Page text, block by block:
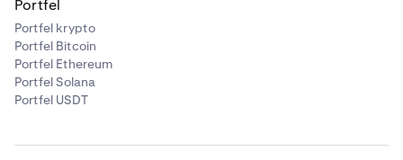
Portfel
Portfel krypto
Portfel Bitcoin
Portfel Ethereum
Portfel Solana
Portfel USDT